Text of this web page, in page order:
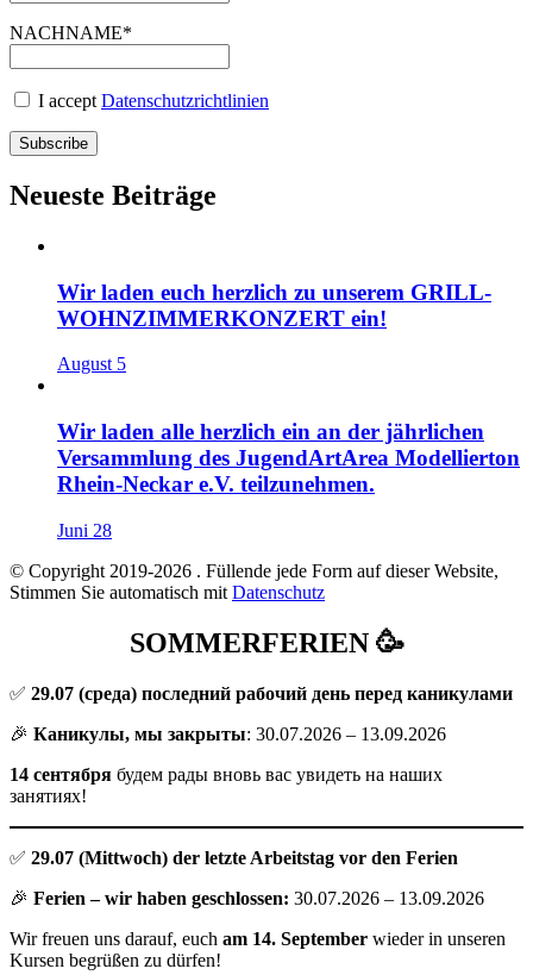
NACHNAME*
I accept Datenschutzrichtlinien
Neueste Beiträge
Wir laden euch herzlich zu unserem GRILL-
WOHNZIMMERKONZERT ein!
August 5
Wir laden alle herzlich ein an der jährlichen
Versammlung des JugendArtArea Modellierton
Rhein-Neckar e.V. teilzunehmen.
Juni 28
© Copyright 2019-2026 . Füllende jede Form auf dieser Website,
Stimmen Sie automatisch mit Datenschutz
SOMMERFERIEN 🥳
✅ 29.07 (среда) последний рабочий день перед каникулами
🎉 Каникулы, мы закрыты: 30.07.2026 – 13.09.2026
14 сентября будем рады вновь вас увидеть на наших
занятиях!
✅ 29.07 (Mittwoch) der letzte Arbeitstag vor den Ferien
🎉 Ferien – wir haben geschlossen: 30.07.2026 – 13.09.2026
Wir freuen uns darauf, euch am 14. September wieder in unseren
Kursen begrüßen zu dürfen!